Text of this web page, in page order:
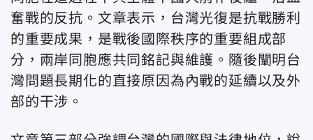
奮戰的反抗。文章表示，台灣光復是抗戰勝利
的重要成果，是戰後國際秩序的重要組成部
分，兩岸同胞應共同銘記與維護。隨後闡明台
灣問題長期化的直接原因為內戰的延續以及外
部的干涉。